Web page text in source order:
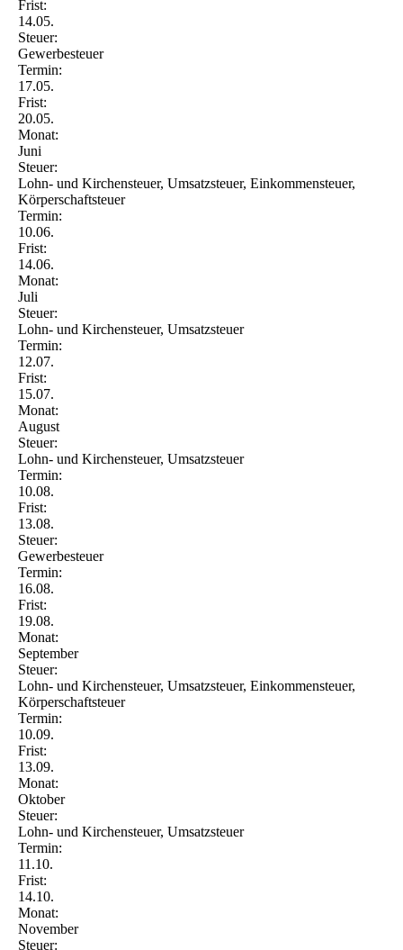
Frist:
14.05.
Steuer:
Gewerbesteuer
Termin:
17.05.
Frist:
20.05.
Monat:
Juni
Steuer:
Lohn- und Kirchensteuer, Umsatzsteuer, Einkommensteuer,
Körperschaftsteuer
Termin:
10.06.
Frist:
14.06.
Monat:
Juli
Steuer:
Lohn- und Kirchensteuer, Umsatzsteuer
Termin:
12.07.
Frist:
15.07.
Monat:
August
Steuer:
Lohn- und Kirchensteuer, Umsatzsteuer
Termin:
10.08.
Frist:
13.08.
Steuer:
Gewerbesteuer
Termin:
16.08.
Frist:
19.08.
Monat:
September
Steuer:
Lohn- und Kirchensteuer, Umsatzsteuer, Einkommensteuer,
Körperschaftsteuer
Termin:
10.09.
Frist:
13.09.
Monat:
Oktober
Steuer:
Lohn- und Kirchensteuer, Umsatzsteuer
Termin:
11.10.
Frist:
14.10.
Monat:
November
Steuer: